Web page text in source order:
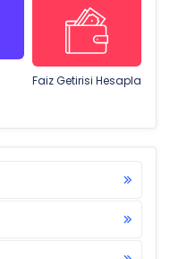
Faiz Getirisi Hesapla